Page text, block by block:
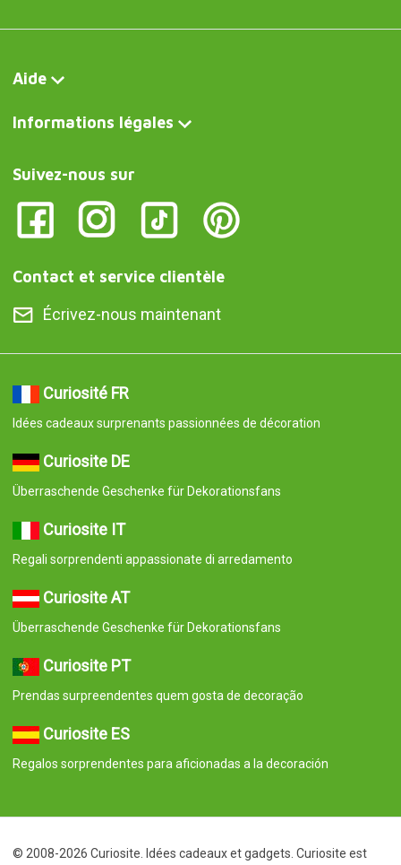
Aide
Informations légales
Suivez-nous sur
Contact et service clientèle
Écrivez-nous maintenant
Curiosité FR
Idées cadeaux surprenants passionnées de décoration
Curiosite DE
Überraschende Geschenke für Dekorationsfans
Curiosite IT
Regali sorprendenti appassionate di arredamento
Curiosite AT
Überraschende Geschenke für Dekorationsfans
Curiosite PT
Prendas surpreendentes quem gosta de decoração
Curiosite ES
Regalos sorprendentes para aficionadas a la decoración
© 2008-2026 Curiosite. Idées cadeaux et gadgets. Curiosite est